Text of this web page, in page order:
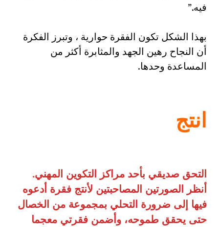
فيه.”
بهذا الشكل تكون الفقرة حوارية ، وتبرز الفكرة
أن النجاح رهين الجهد والمثابرة أكثر من
المساعدة وحدها.
انتج
التحق صديقي بأحد مراكز التكوين المهني.
أنظر الصورتين المصاحبتين لأنتج فقرة أدعوه
فيها إلى ضرورة التحلي بمجموعة من الخصال
حتى يحقق طموحه، وأضمن فقرتي معجما